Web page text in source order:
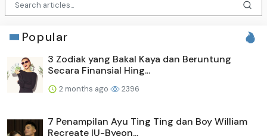
Popular
3 Zodiak yang Bakal Kaya dan Beruntung
Secara Finansial Hing...
2 months ago 2396
7 Penampilan Ayu Ting Ting dan Boy William
Recreate IU-Byeon...